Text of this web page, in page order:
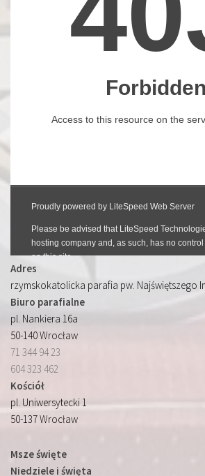
Adres
rzymskokatolicka parafia pw. Najświętszego
Biuro parafialne
pl. Nankiera 16a
50-140 Wrocław
71 344 94 23
604 323 462
Kościół
pl. Uniwersytecki 1
50-137 Wrocław
Msze święte
Niedziele i święta